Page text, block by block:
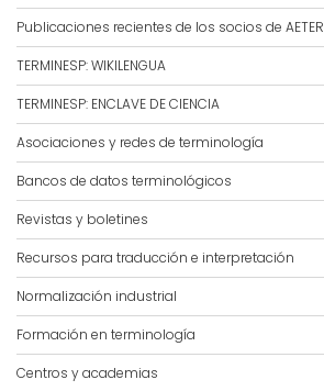
Publicaciones recientes de los socios de AETER
TERMINESP: WIKILENGUA
TERMINESP: ENCLAVE DE CIENCIA
Asociaciones y redes de terminología
Bancos de datos terminológicos
Revistas y boletines
Recursos para traducción e interpretación
Normalización industrial
Formación en terminología
Centros y academias